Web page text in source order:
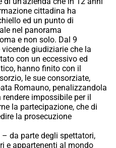
cittadina ha
ed un punto di
nel panorama
e non solo. Dal 9
giudiziarie che la
con un eccessivo ed
hanno finito con il
le sue consorziate,
Romauno, penalizzandola
impossibile per il
la partecipazione, che di
la prosecuzione
da parte degli spettatori,
e appartenenti al mondo